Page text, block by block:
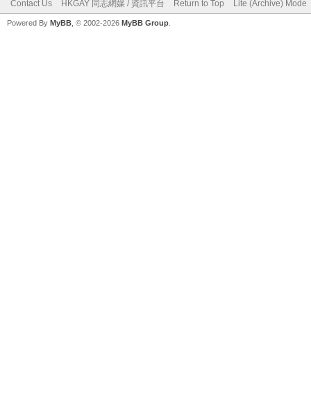
Contact Us HKGAY 同志網媒 / 資訊平台 Return to Top Lite (Archive) Mode
Powered By MyBB , © 2002-2026 MyBB Group